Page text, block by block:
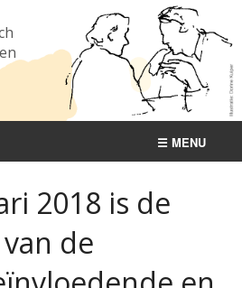
☰ MENU
2018 is de
de